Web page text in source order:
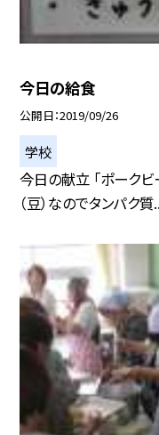
今日の給食
公開日 2019/09/26
学校
今日の献立 「ポークビ
（豆）なのでタンパク質